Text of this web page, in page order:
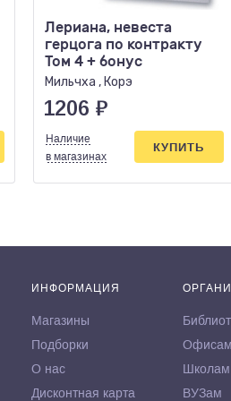
Лериана, невеста
герцога по контракту
Том 4 + бонус
Мильчха , Корэ
1206 ₽
Наличие
в магазинах
КУПИТЬ
ИНФОРМАЦИЯ
Магазины
Подборки
О нас
Дисконтная карта
Офисам
Школам
ВУЗам